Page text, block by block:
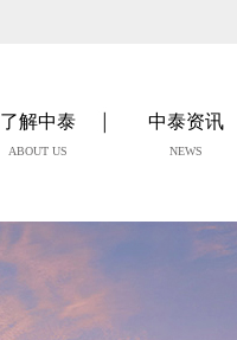
了解中泰
ABOUT US
中泰资讯
NEWS